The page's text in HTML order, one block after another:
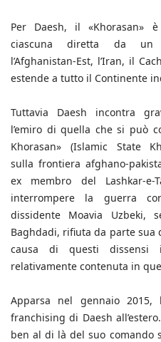
Per Daesh, il «Khorasan»
ciascuna diretta da un
l’Afghanistan-Est, l’Iran, il
estende a tutto il Continente
Tuttavia Daesh incontra
l’emiro di quella che si può
Khorasan» (Islamic State
sulla frontiera afghano-
ex membro del Lashkar-
interrompere la guerra
dissidente Moavia Uzbeki,
Baghdadi, rifiuta da parte sua
causa di questi
relativamente contenuta in
Apparsa nel gennaio 2015,
franchising di Daesh
ben al di là del suo comando